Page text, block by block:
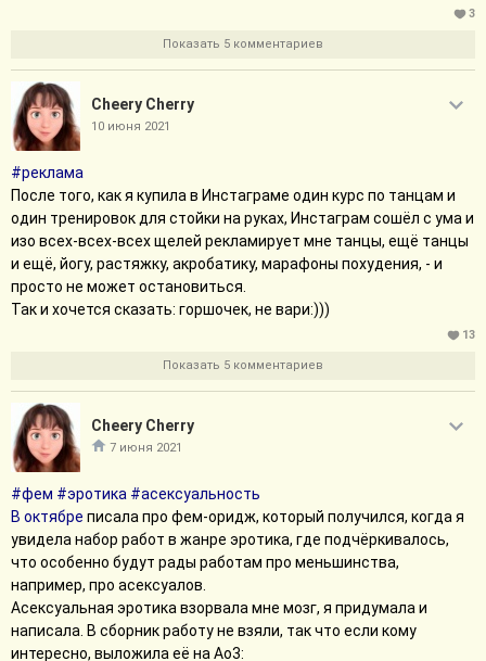
3
Показать 5 комментариев
Cheery Cherry
10 июня 2021
#реклама
После того, как я купила в Инстаграме один курс по танцам и
один тренировок для стойки на руках, Инстаграм сошёл с ума и
изо всех-всех-всех щелей рекламирует мне танцы, ещё танцы
и ещё, йогу, растяжку, акробатику, марафоны похудения, - и
просто не может остановиться.
Так и хочется сказать: горшочек, не вари:)))
13
Показать 5 комментариев
Cheery Cherry
7 июня 2021
#фем #эротика #асексуальность
В октябре писала про фем-оридж, который получился, когда я
увидела набор работ в жанре эротика, где подчёркивалось,
что особенно будут рады работам про меньшинства,
например, про асексуалов.
Асексуальная эротика взорвала мне мозг, я придумала и
написала. В сборник работу не взяли, так что если кому
интересно, выложила её на Ao3: